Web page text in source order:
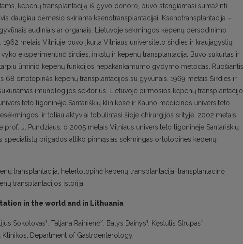
kepenų transplantaciją iš gyvo donoro, buvo stengiamasi sumažinti
daugiau dėmesio skiriama ksenotransplantacijai. Ksenotransplantacija –
audiniais ar organais. Lietuvoje sėkmingos kepenų persodinimo
metais Vilniuje buvo įkurta Vilniaus universiteto širdies ir kraujagyslių
eksperimentinė širdies, inkstų ir kepenų transplantacija. Buvo sukurtas ir
ūminio kepenų funkcijos nepakankamumo gydymo metodas. Ruošiantis
68 ortotopinės kepenų transplantacijos su gyvūnais. 1969 metais Širdies ir
imunologijos sektorius. Lietuvoje pirmosios kepenų
ligoninėje Santariškių klinikose ir Kauno medicinos universiteto
ir toliau aktyviai tobulintasi šioje chirurgijos srityje. 2002 metais
J. Pundziaus, o 2005 metais Vilniaus universiteto ligoninėje Santariškių
specialistų brigados atliko pirmąsias sėkmingas ortotopines kepenų
transplantacija, hetertotopinė kepenų transplantacija, transplantacinė
transplantacijos istorija
in the world and in Lithuania
Sokolovas1, Tatjana Rainienė2, Balys Dainys1, Kęstutis Strupas1
Department of Gastroenterology,